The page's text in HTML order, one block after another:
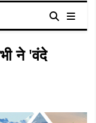
ने 'वंदे